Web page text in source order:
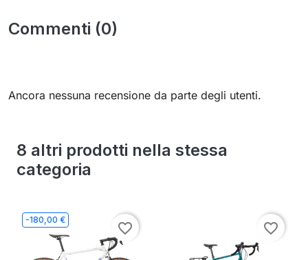
Commenti (0)
Ancora nessuna recensione da parte degli utenti.
8 altri prodotti nella stessa
categoria
-180,00 €
favorite_border favorite_border